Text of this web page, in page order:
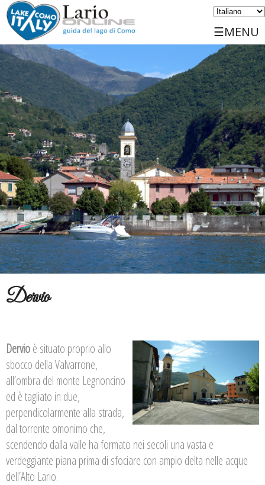
Dervio
Dervioè situato proprio allo
sbocco della Valvarrone,
all’ombra del monte Legnoncino
ed è tagliato in due,
perpendicolarmente alla strada,
dal torrente omonimo che,
scendendo dalla valle ha formato nei secoli una vasta e
verdeggiante piana prima di sfociare con ampio delta nelle acque
dell’Alto Lario.
☰MENU
Home
Scopri
Viaggiare
Luoghi
Servizi
Eventi
Sports
Ospitalità